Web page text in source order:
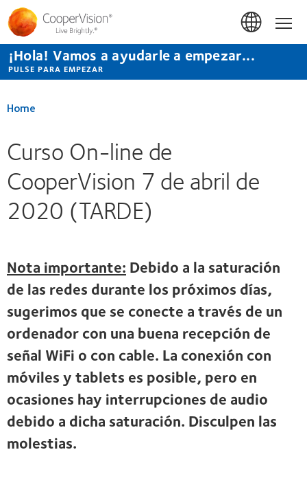
Pasar
contenido
principal
¡Hola! Vamos a ayudarle a empezar...
PULSE PARA EMPEZAR
Home
Curso On-line de
CooperVision 7 de abril de
2020 (TARDE)
Nota importante: Debido a la saturación
de las redes durante los próximos días,
sugerimos que se conecte a través de un
ordenador con una buena recepción de
señal WiFi o con cable. La conexión con
móviles y tablets es posible, pero en
ocasiones hay interrupciones de audio
debido a dicha saturación. Disculpen las
molestias.